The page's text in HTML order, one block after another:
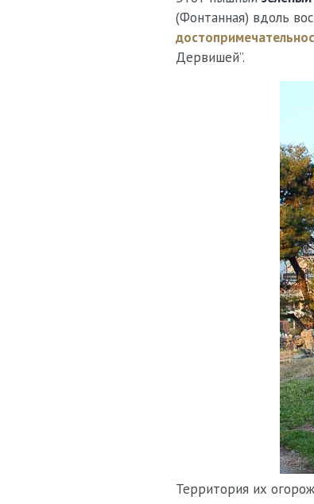
(Фонтанная) вдоль
Дервишей”.
Территория их